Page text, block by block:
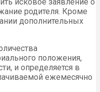
родителя. Кроме
дополнительных
положения,
и определяется в
ежемесячно